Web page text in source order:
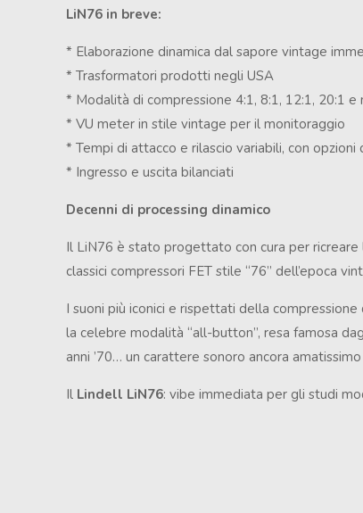
LiN76 in breve:
* Elaborazione dinamica dal sapore vintage
* Trasformatori prodotti negli USA
* Modalità di compressione 4:1, 8:1, 12:1, 20:1
* VU meter in stile vintage per il monitoraggio
* Tempi di attacco e rilascio variabili, con
* Ingresso e uscita bilanciati
Decenni di processing dinamico
Il LiN76 è stato progettato con cura per
classici compressori FET stile “76” dell’epoca
I suoni più iconici e rispettati della
la celebre modalità “all-button”, resa famosa
anni ’70… un carattere sonoro ancora
Il Lindell LiN76: vibe immediata per gli studi